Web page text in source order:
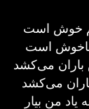
خوش است
ناخوش است
باران می‌کشد
می‌کشد
یاد من بیار